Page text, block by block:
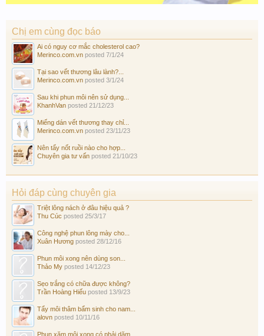
Chị em cùng đọc báo
Ai có nguy cơ mắc cholesterol cao?
Merinco.com.vn posted 7/1/24
Tại sao vết thương lâu lành?...
Merinco.com.vn posted 3/1/24
Sau khi phun môi nên sử dụng...
KhanhVan posted 21/12/23
Miếng dán vết thương thay chỉ...
Merinco.com.vn posted 23/11/23
Nên tẩy nốt ruồi nào cho hợp...
Chuyên gia tư vấn posted 21/10/23
Hỏi đáp cùng chuyên gia
Triệt lông nách ở đâu hiệu quả ?
Thu Cúc posted 25/3/17
Công nghệ phun lông mày cho...
Xuân Hương posted 28/12/16
Phun môi xong nên dùng son...
Thảo My posted 14/12/23
Sẹo trắng có chữa được không?
Trần Hoàng Hiếu posted 13/9/23
Tẩy môi thâm bẩm sinh cho nam...
alovn posted 10/11/16
Phun xăm môi xong có phải dặm...